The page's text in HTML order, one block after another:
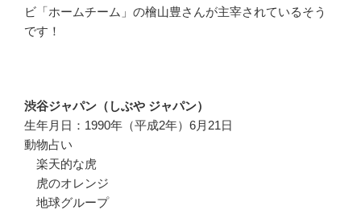
ビ「ホームチーム」の檜山豊さんが主宰されているそう
です！
渋谷ジャパン（しぶや ジャパン）
生年月日：1990年（平成2年）6月21日
動物占い
楽天的な虎
虎のオレンジ
地球グループ